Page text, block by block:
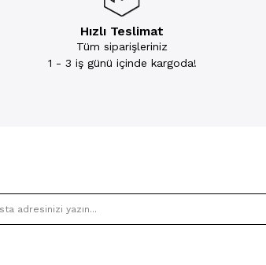
Hızlı Teslimat
Tüm siparişleriniz
1 - 3 iş günü içinde kargoda!